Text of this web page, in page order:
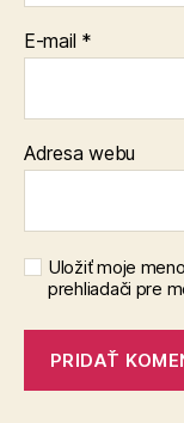
E-mail *
Adresa webu
Uložiť moje
prehliadači pre